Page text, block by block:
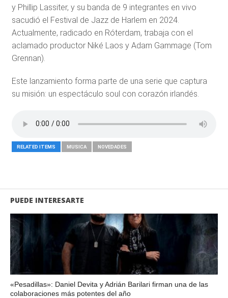
y Phillip Lassiter, y su banda de 9 integrantes en vivo
sacudió el Festival de Jazz de Harlem en 2024.
Actualmente, radicado en Róterdam, trabaja con el
aclamado productor Niké Laos y Adam Gammage (Tom
Grennan).
Este lanzamiento forma parte de una serie que captura
su misión: un espectáculo soul con corazón irlandés.
RELATED ITEMS MUSICA NOVEDADES
PUEDE INTERESARTE
«Pesadillas»: Daniel Devita y Adrián Barilari firman una de las
colaboraciones más potentes del año